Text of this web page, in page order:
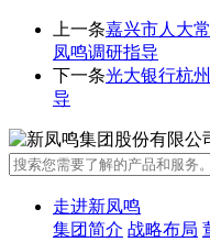
上一条嘉兴市人大
凤鸣调研指导
下一条光大银行杭
导
走进新凤鸣
集团简介 战略布局